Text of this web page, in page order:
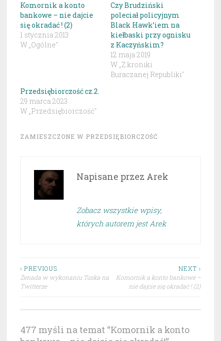
Komornik a konto
bankowe – nie dajcie
się okradać ! (2)
1 stycznia 2013
W „Ogólne"
Czy Brudziński
poleciał policyjnym
Black Hawk’iem na
kiełbaski przy ognisku
z Kaczyńskim?
12 maja 2019
W „Z kroniki
Buraczanej Republiki"
Przedsiębiorczość cz.2.
29 marca 2023
W „Przedsiębiorczość"
ZAMIESZCZONE W PRZEDSIĘBIORCZOŚĆ
Napisane przez Arek
Zobacz wszystkie wpisy,
których autorem jest Arek
Nawigacja
wpisu
‹ PREVIOUS
Żenada w wykonaniu Tuska na
Twitterze
NEXT ›
Komornik a konto bankowe –
nie dajcie się okradać ! (2)
477 myśli na temat “Komornik a konto